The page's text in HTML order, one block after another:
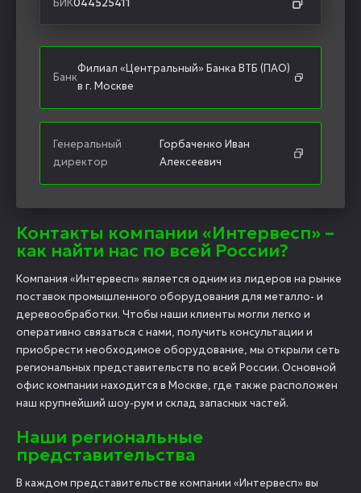
БИК044525411
Банк
Филиал «Центральный» Банка ВТБ (ПАО)
в г. Москве
Генеральный
директор
Горбаченко Иван
Алексеевич
Контакты компании «Интервесп» –
как найти нас по всей России?
Компания «Интервесп» является одним из лидеров на рынке
поставок промышленного оборудования для металло- и
деревообработки. Чтобы наши клиенты могли легко и
оперативно связаться с нами, получить консультации и
приобрести необходимое оборудование, мы открыли сеть
региональных представительств по всей России. Основной
офис компании находится в Москве, где также расположен
наш крупнейший шоу-рум и склад запасных частей.
Наши региональные
представительства
В каждом представительстве компании «Интервесп» вы